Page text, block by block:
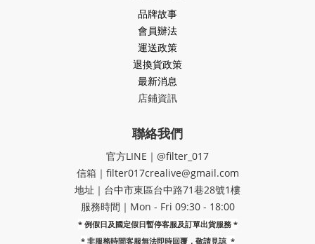
品牌故事
會員辦法
運送政策
退換貨政策
最新消息
店鋪資訊
聯絡我們
官方LINE｜@filter_017
信箱｜filter017crealive@gmail.com
地址｜​台中市東區台中路71巷28號1樓
服務時間｜Mon - Fri 09:30 - 18:00
* 例假日及國定假日暫停客服及訂單出貨服務 *
* 非服務時間客服無法即時回覆，敬請見諒 *